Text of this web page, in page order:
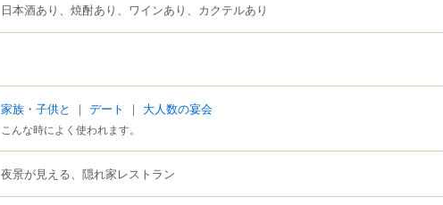
日本酒あり、焼酎あり、ワインあり、カクテルあり
家族・子供と ｜ デート ｜ 大人数の宴会
こんな時によく使われます。
夜景が見える、隠れ家レストラン